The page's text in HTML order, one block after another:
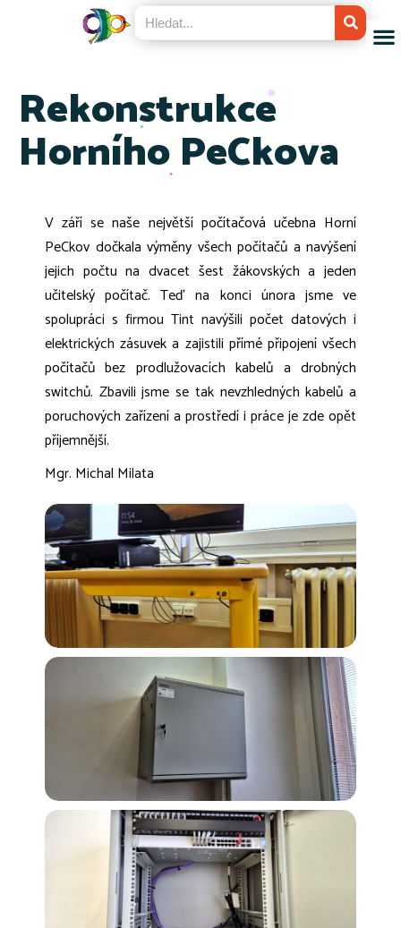
Rekonstrukce
Horního PeCkova
V září se naše největší počítačová učebna Horní
PeCkov dočkala výměny všech počítačů a navýšení
jejich počtu na dvacet šest žákovských a jeden
učitelský počítač. Teď na konci února jsme ve
spolupráci s firmou Tint navýšili počet datových i
elektrických zásuvek a zajistili přímé připojení všech
počítačů bez prodlužovacích kabelů a drobných
switchů. Zbavili jsme se tak nevzhledných kabelů a
poruchových zařízení a prostředí i práce je zde opět
příjemnější.
Mgr. Michal Milata